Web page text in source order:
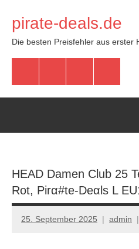
Inhalt
springen
pirate-deals.de
Die besten Preisfehler aus erster
HEAD Damen Club 25
Rot, Pirα#tе-Dеαls L
25. September 2025 admin